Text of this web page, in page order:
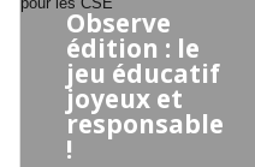
Observe
édition : le
jeu éducatif
joyeux et
responsable
!